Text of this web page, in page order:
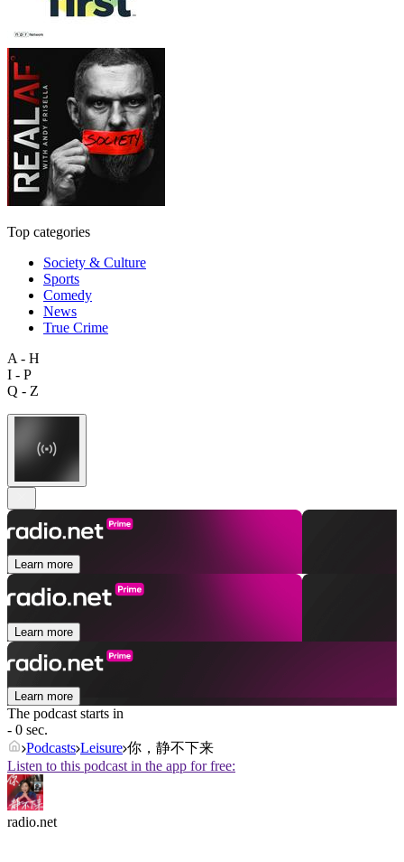
Top categories
Society & Culture
Sports
Comedy
News
True Crime
A - H
I - P
Q - Z
Learn more
Learn more
Learn more
The podcast starts in
- 0 sec.
Podcasts Leisure 你，静不下来
Listen to this podcast in the app for free:
radio.net